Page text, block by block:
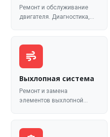
Ремонт и обслуживание
двигателя. Диагностика,
Выхлопная система
Ремонт и замена
элементов выхлопной
гофры.